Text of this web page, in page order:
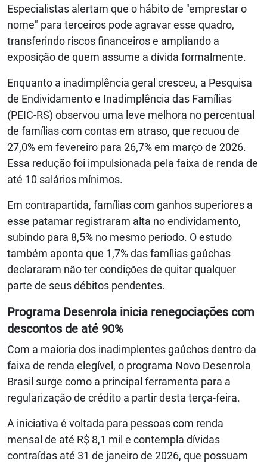
Especialistas alertam que o hábito de "emprestar o
nome" para terceiros pode agravar esse quadro,
transferindo riscos financeiros e ampliando a
exposição de quem assume a dívida formalmente.
Enquanto a inadimplência geral cresceu, a Pesquisa
de Endividamento e Inadimplência das Famílias
(PEIC-RS) observou uma leve melhora no percentual
de famílias com contas em atraso, que recuou de
27,0% em fevereiro para 26,7% em março de 2026.
Essa redução foi impulsionada pela faixa de renda de
até 10 salários mínimos.
Em contrapartida, famílias com ganhos superiores a
esse patamar registraram alta no endividamento,
subindo para 8,5% no mesmo período. O estudo
também aponta que 1,7% das famílias gaúchas
declararam não ter condições de quitar qualquer
parte de seus débitos pendentes.
Programa Desenrola inicia renegociações com
descontos de até 90%
Com a maioria dos inadimplentes gaúchos dentro da
faixa de renda elegível, o programa Novo Desenrola
Brasil surge como a principal ferramenta para a
regularização de crédito a partir desta terça-feira.
A iniciativa é voltada para pessoas com renda
mensal de até R$ 8,1 mil e contempla dívidas
contraídas até 31 de janeiro de 2026, que possuam